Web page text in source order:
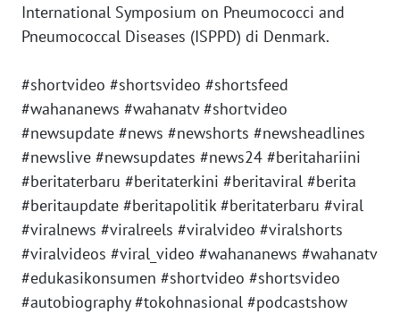
International Symposium on Pneumococci and
Pneumococcal Diseases (ISPPD) di Denmark.
#shortvideo #shortsvideo #shortsfeed
#wahananews #wahanatv #shortvideo
#newsupdate #news #newshorts #newsheadlines
#newslive #newsupdates #news24 #beritahariini
#beritaterbaru #beritaterkini #beritaviral #berita
#beritaupdate #beritapolitik #beritaterbaru #viral
#viralnews #viralreels #viralvideo #viralshorts
#viralvideos #viral_video #wahananews #wahanatv
#edukasikonsumen #shortvideo #shortsvideo
#autobiography #tokohnasional #podcastshow
Wahana
News
SUMUT
WN
JAKARTA
WN
JABAR
WN